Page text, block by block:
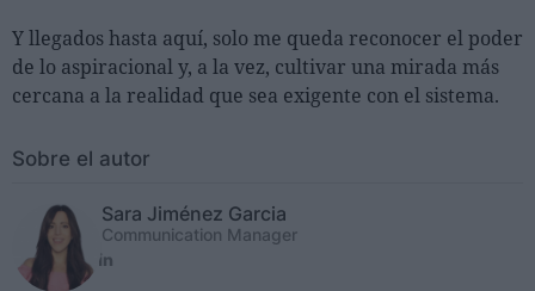
Y llegados hasta aquí, solo me queda reconocer el poder
de lo aspiracional y, a la vez, cultivar una mirada más
cercana a la realidad que sea exigente con el sistema.
Sobre el autor
Sara Jiménez Garcia
Communication Manager